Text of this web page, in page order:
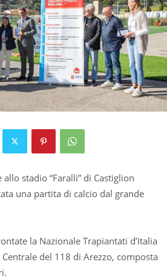
stadio “Faralli” di Castiglion
una partita di calcio dal grande
la Nazionale Trapiantati d’Italia
del 118 di Arezzo, composta